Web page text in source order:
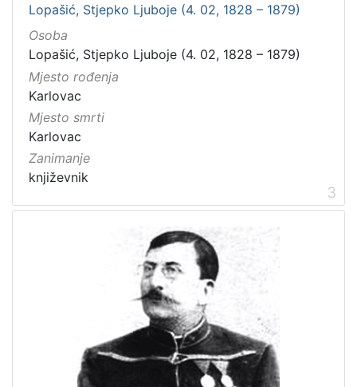
Lopašić, Stjepko Ljuboje (4. 02, 1828 – 1879)
Osoba
Lopašić, Stjepko Ljuboje (4. 02, 1828 – 1879)
Mjesto rođenja
Karlovac
Mjesto smrti
Karlovac
Zanimanje
književnik
3